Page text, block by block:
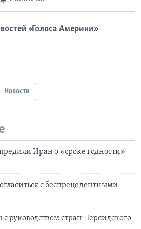
«Голоса Америки»
Новости
Иран о «сроке годности»
с беспрецедентными
руководством стран Персидского